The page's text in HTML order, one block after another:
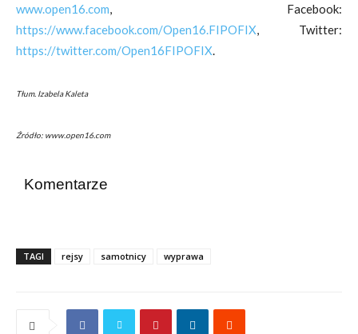
www.open16.com, Facebook:
https://www.facebook.com/Open16.FIPOFIX, Twitter:
https://twitter.com/Open16FIPOFIX.
Tłum. Izabela Kaleta
Źródło: www.open16.com
Komentarze
TAGI rejsy samotnicy wyprawa